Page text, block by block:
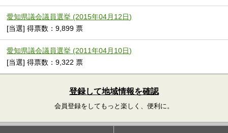
愛知県議会議員選挙 (2015年04月12日)
[当選] 得票数：9,899 票
愛知県議会議員選挙 (2011年04月10日)
[当選] 得票数：9,322 票
登録して地域情報を確認
会員登録をしてもっと楽しく、便利に。